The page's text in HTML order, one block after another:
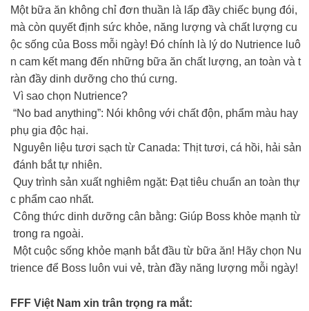
Một bữa ăn không chỉ đơn thuần là lấp đầy chiếc bụng đói,
mà còn quyết định sức khỏe, năng lượng và chất lượng cu
ộc sống của Boss mỗi ngày! Đó chính là lý do Nutrience luô
n cam kết mang đến những bữa ăn chất lượng, an toàn và t
ràn đầy dinh dưỡng cho thú cưng.
Vì sao chọn Nutrience?
“No bad anything”: Nói không với chất độn, phẩm màu hay
phụ gia độc hại.
Nguyên liệu tươi sạch từ Canada: Thịt tươi, cá hồi, hải sản
đánh bắt tự nhiên.
Quy trình sản xuất nghiêm ngặt: Đạt tiêu chuẩn an toàn thự
c phẩm cao nhất.
Công thức dinh dưỡng cân bằng: Giúp Boss khỏe mạnh từ
trong ra ngoài.
Một cuộc sống khỏe mạnh bắt đầu từ bữa ăn! Hãy chọn Nu
trience để Boss luôn vui vẻ, tràn đầy năng lượng mỗi ngày!
FFF Việt Nam xin trân trọng ra mắt: